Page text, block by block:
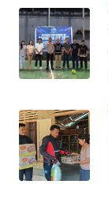
Media
Group
WAHANA
NEWS
WAHANA
TANI
WAHANA